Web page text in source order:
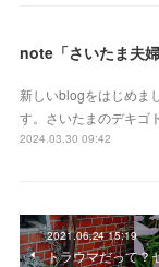
note「さいたま夫
新しいblogをはじめま
す。さいたまのデキゴ
2024.03.30 09:42
2021.06.24 15:19
トラウマだって？